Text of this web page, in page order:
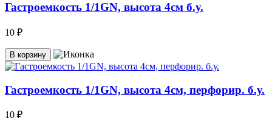
Гастроемкость 1/1GN, высота 4см б.у.
10 ₽
В корзину
Гастроемкость 1/1GN, высота 4см, перфорир. б.у.
10 ₽